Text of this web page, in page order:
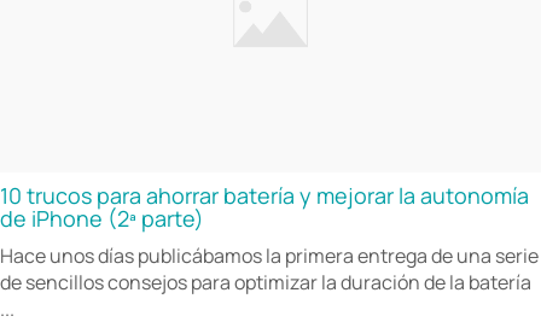
10 trucos para ahorrar batería y mejorar la autonomía
de iPhone (2ª parte)
Hace unos días publicábamos la primera entrega de una serie
de sencillos consejos para optimizar la duración de la batería
...